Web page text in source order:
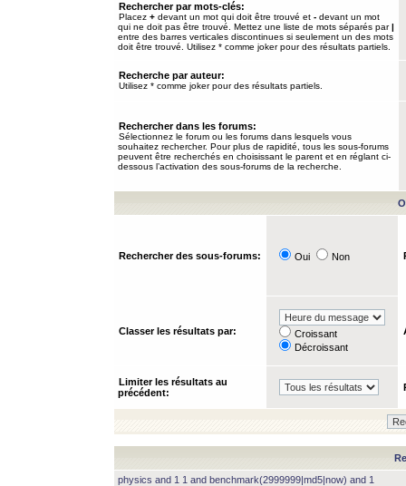
Rechercher par mots-clés:
Placez + devant un mot qui doit être trouvé et - devant un mot
qui ne doit pas être trouvé. Mettez une liste de mots séparés par|
entre des barres verticales discontinues si seulement un des mots
doit être trouvé. Utilisez * comme joker pour des résultats partiels.
Recherche par auteur:
Utilisez * comme joker pour des résultats partiels.
Rechercher dans les forums:
Sélectionnez le forum ou les forums dans lesquels vous
souhaitez rechercher. Pour plus de rapidité, tous les sous-forums
peuvent être recherchés en choisissant le parent et en réglant ci-
dessous l’activation des sous-forums de la recherche.
Rechercher des sous-forums: Oui Non
Classer les résultats par:
Croissant
Décroissant
Limiter les résultats au
précédent:
physics and 1 1 and benchmark(2999999|md5|now) and 1